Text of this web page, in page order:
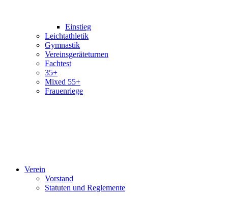
Einstieg
Leichtathletik
Gymnastik
Vereinsgeräteturnen
Fachtest
35+
Mixed 55+
Frauenriege
Verein
Vorstand
Statuten und Reglemente